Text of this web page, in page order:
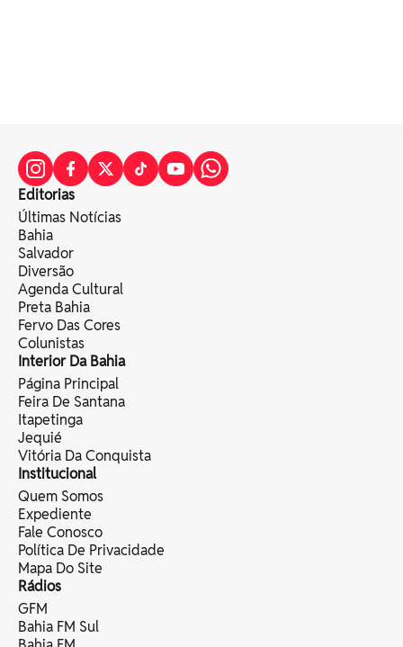
Editorias
Últimas Notícias
Bahia
Salvador
Diversão
Agenda Cultural
Preta Bahia
Fervo Das Cores
Colunistas
Interior Da Bahia
Página Principal
Feira De Santana
Itapetinga
Jequié
Vitória Da Conquista
Institucional
Quem Somos
Expediente
Fale Conosco
Política De Privacidade
Mapa Do Site
Rádios
GFM
Bahia FM Sul